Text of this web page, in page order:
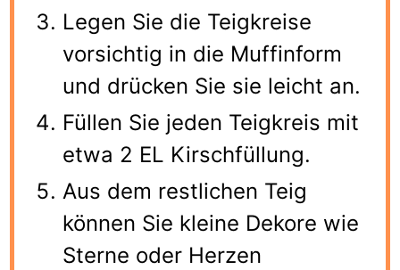
Legen Sie die Teigkreise
vorsichtig in die Muffinform
und drücken Sie sie leicht an.
Füllen Sie jeden Teigkreis mit
etwa 2 EL Kirschfüllung.
Aus dem restlichen Teig
können Sie kleine Dekore wie
Sterne oder Herzen